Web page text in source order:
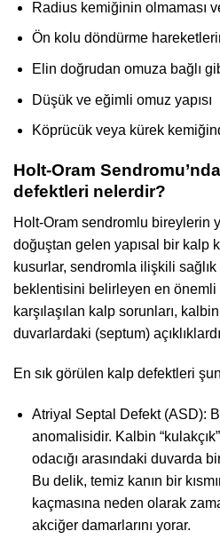
Radius kemiğinin olmaması
Ön kolu döndürme
Elin doğrudan omuza bağlı
Düşük ve eğimli omuz yapısı
Köprücük veya kürek
Holt-Oram
defektleri nelerdir?
Holt-Oram sendromlu bireylerin
doğuştan gelen yapısal bir kalp
kusurlar, sendromla ilişkili sağlık
beklentisini belirleyen en önemli
karşılaşılan kalp sorunları, kalbin
duvarlardaki (septum)
En sık görülen kalp defektleri
Atriyal Septal Defekt (ASD):
anomalisidir. Kalbin
odacığı arasındaki duvarda
Bu delik, temiz kanın bir
kaçmasına neden olarak
akciğer damarlarını yorar.